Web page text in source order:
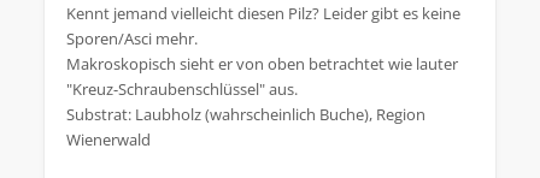
Kennt jemand vielleicht diesen Pilz? Leider gibt es keine
Sporen/Asci mehr.
Makroskopisch sieht er von oben betrachtet wie lauter
"Kreuz-Schraubenschlüssel" aus.
Substrat: Laubholz (wahrscheinlich Buche), Region
Wienerwald